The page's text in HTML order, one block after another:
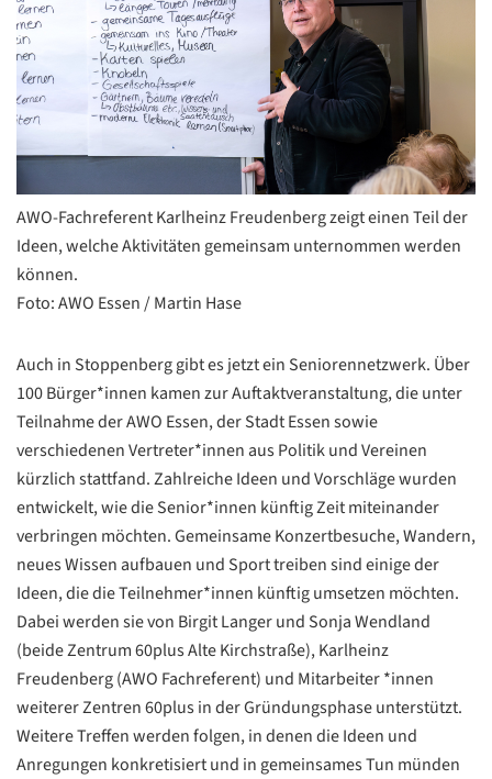
AWO-Fachreferent Karlheinz Freudenberg zeigt einen Teil der
Ideen, welche Aktivitäten gemeinsam unternommen werden
können.
Foto: AWO Essen / Martin Hase
Auch in Stoppenberg gibt es jetzt ein Seniorennetzwerk. Über
100 Bürger*innen kamen zur Auftaktveranstaltung, die unter
Teilnahme der AWO Essen, der Stadt Essen sowie
verschiedenen Vertreter*innen aus Politik und Vereinen
kürzlich stattfand. Zahlreiche Ideen und Vorschläge wurden
entwickelt, wie die Senior*innen künftig Zeit miteinander
verbringen möchten. Gemeinsame Konzertbesuche, Wandern,
neues Wissen aufbauen und Sport treiben sind einige der
Ideen, die die Teilnehmer*innen künftig umsetzen möchten.
Dabei werden sie von Birgit Langer und Sonja Wendland
(beide Zentrum 60plus Alte Kirchstraße), Karlheinz
Freudenberg (AWO Fachreferent) und Mitarbeiter *innen
weiterer Zentren 60plus in der Gründungsphase unterstützt.
Weitere Treffen werden folgen, in denen die Ideen und
Anregungen konkretisiert und in gemeinsames Tun münden